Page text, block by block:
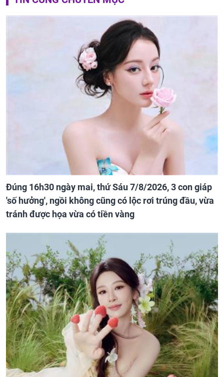
Đúng 16h30 ngày mai, thứ Sáu 7/8/2026, 3 con giáp
'số hưởng', ngồi không cũng có lộc rơi trúng đầu, vừa
tránh được họa vừa có tiền vàng